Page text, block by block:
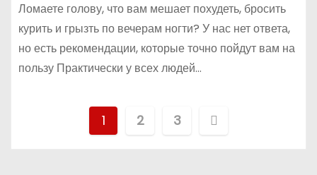
Ломаете голову, что вам мешает похудеть, бросить
курить и грызть по вечерам ногти? У нас нет ответа,
но есть рекомендации, которые точно пойдут вам на
пользу Практически у всех людей…
1 2 3